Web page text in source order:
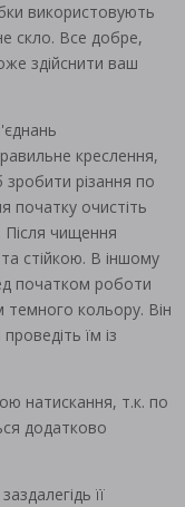
використовують
скло. Все добре,
здійснити ваш
креслення,
зробити різання по
початку очистіть
Після чищення
стійкою. В іншому
початком роботи
темного кольору. Він
їм із
натискання, т.к. по
додатково
її